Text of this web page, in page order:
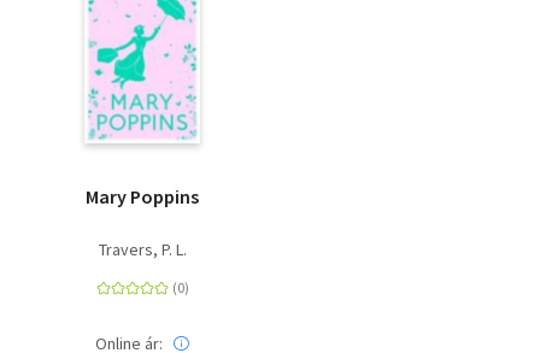
Mary Poppins
Travers, P. L.
Online ár: